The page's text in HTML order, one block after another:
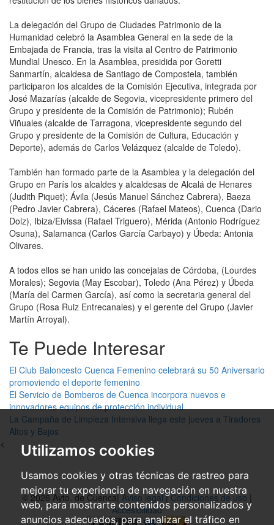
Utilizamos cookies
Usamos cookies y otras técnicas de rastreo para
mejorar tu experiencia de navegación en nuestra
web, para mostrarte contenidos personalizados y
anuncios adecuados, para analizar el tráfico en
La delegación del Grupo de Ciudades Patrimonio de la
Humanidad celebró la Asamblea General en la sede de la
Embajada de Francia, tras la visita al Centro de Patrimonio
Mundial Unesco. En la Asamblea, presidida por Goretti
Sanmartín, alcaldesa de Santiago de Compostela, también
participaron los alcaldes de la Comisión Ejecutiva, integrada por
José Mazarías (alcalde de Segovia, vicepresidente primero del
Grupo y presidente de la Comisión de Patrimonio); Rubén
Viñuales (alcalde de Tarragona, vicepresidente segundo del
Grupo y presidente de la Comisión de Cultura, Educación y
Deporte), además de Carlos Velázquez (alcalde de Toledo).
También han formado parte de la Asamblea y la delegación del
Grupo en París los alcaldes y alcaldesas de Alcalá de Henares
(Judith Piquet); Ávila (Jesús Manuel Sánchez Cabrera), Baeza
(Pedro Javier Cabrera), Cáceres (Rafael Mateos), Cuenca (Dario
Dolz), Ibiza/Eivissa (Rafael Triguero), Mérida (Antonio Rodríguez
Osuna), Salamanca (Carlos García Carbayo) y Úbeda: Antonia
Olivares.
A todos ellos se han unido las concejalas de Córdoba, (Lourdes
Morales); Segovia (May Escobar), Toledo (Ana Pérez) y Úbeda
(María del Carmen García), así como la secretaria general del
Grupo (Rosa Ruiz Entrecanales) y el gerente del Grupo (Javier
Martín Arroyal).
Te Puede Interesar
El Club Baloncesto Cuenca Femenino celebrará su 50 Aniversario
promoviendo el deporte femenino
El Servicio de Bomberos de Cuenca incorpora nuevos e
innovadores equipos de protección individual
La Campaña de Limpieza Intensiva llega este jueves a Tiradores
Altos y Bajos
<
© 2026 Ayto. de Cuenca|Aviso legal|Condiciones de uso |
Accesibilidad